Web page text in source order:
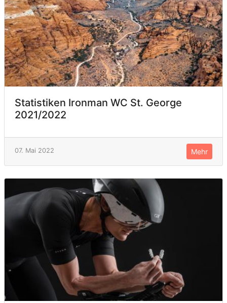
Statistiken Ironman WC St. George
2021/2022
07. Mai 2022 Mehr